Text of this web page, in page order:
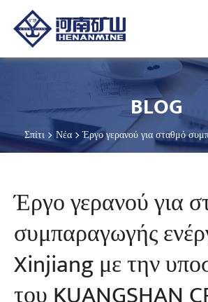
BLOG
Σπίτι Νέα
Έργο γερανού για σταθμό
στο Xinjiang με την υποστήριξη του
Έργο γερανού για
συμπαραγωγής
Xinjiang με την